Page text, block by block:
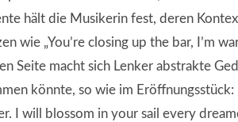
hält die Musikerin fest, deren
wie „You’re closing up the bar, I’m
Seite macht sich Lenker abstrakte
könnte, so wie im Eröffnungsstück:
I will blossom in your sail every